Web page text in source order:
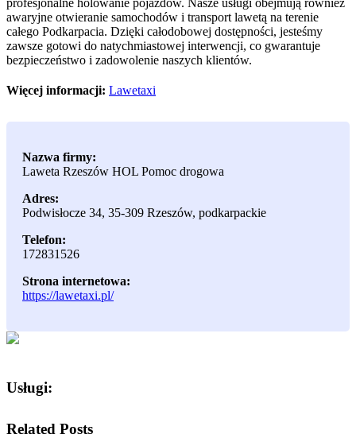
awaryjne otwieranie samochodów i transport lawetą na terenie
całego Podkarpacia. Dzięki całodobowej dostępności, jesteśmy
zawsze gotowi do natychmiastowej interwencji, co gwarantuje
bezpieczeństwo i zadowolenie naszych klientów.
Więcej informacji: Lawetaxi
Nazwa firmy:
Laweta Rzeszów HOL Pomoc drogowa
Adres:
Podwisłocze 34, 35-309 Rzeszów, podkarpackie
Telefon:
172831526
Strona internetowa:
https://lawetaxi.pl/
Usługi:
Related Posts